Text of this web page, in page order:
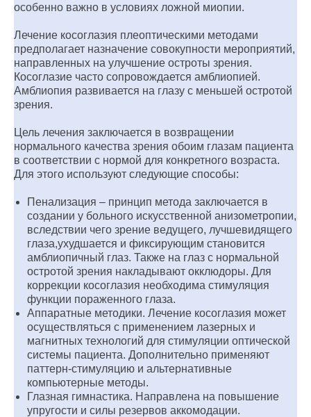
особенно важно в условиях ложной миопии.
Лечение косоглазия плеоптическими методами
предполагает назначение совокупности мероприятий,
направленных на улучшение остроты зрения.
Косоглазие часто сопровождается амблиопией.
Амблиопия развивается на глазу с меньшей остротой
зрения.
Цель лечения заключается в возвращении
нормального качества зрения обоим глазам пациента
в соответствии с нормой для конкретного возраста.
Для этого используют следующие способы:
Пенализация – принцип метода заключается в
создании у больного искусственной анизометропии,
вследствии чего зрение ведущего, лучшевидящего
глаза,ухудшается и фиксирующим становится
амблиопичный глаз. Также на глаз с нормальной
остротой зрения накладывают окклюдоры. Для
коррекции косоглазия необходима стимуляция
функции пораженного глаза.
Аппаратные методики. Лечение косоглазия может
осуществляться с применением лазерных и
магнитных технологий для стимуляции оптической
системы пациента. Дополнительно применяют
паттерн-стимуляцию и альтернативные
компьютерные методы.
Глазная гимнастика. Направлена на повышение
упругости и силы резервов аккомодации.